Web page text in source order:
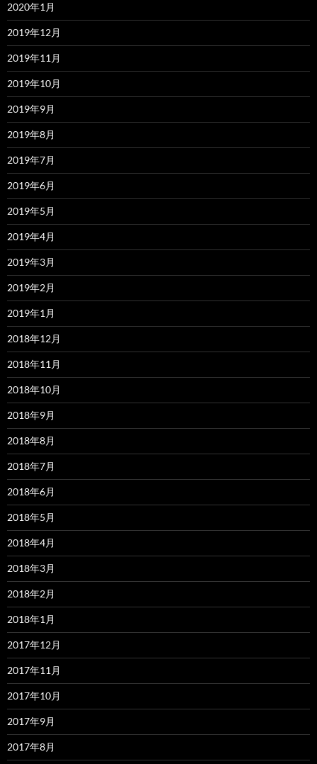
2020年1月
2019年12月
2019年11月
2019年10月
2019年9月
2019年8月
2019年7月
2019年6月
2019年5月
2019年4月
2019年3月
2019年2月
2019年1月
2018年12月
2018年11月
2018年10月
2018年9月
2018年8月
2018年7月
2018年6月
2018年5月
2018年4月
2018年3月
2018年2月
2018年1月
2017年12月
2017年11月
2017年10月
2017年9月
2017年8月